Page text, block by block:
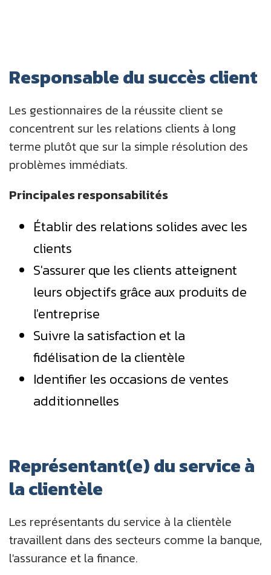
Responsable du succès client
Les gestionnaires de la réussite client se
concentrent sur les relations clients à long
terme plutôt que sur la simple résolution des
problèmes immédiats.
Principales responsabilités
Établir des relations solides avec les
clients
S'assurer que les clients atteignent
leurs objectifs grâce aux produits de
l'entreprise
Suivre la satisfaction et la
fidélisation de la clientèle
Identifier les occasions de ventes
additionnelles
Représentant(e) du service à
la clientèle
Les représentants du service à la clientèle
travaillent dans des secteurs comme la banque,
l'assurance et la finance.